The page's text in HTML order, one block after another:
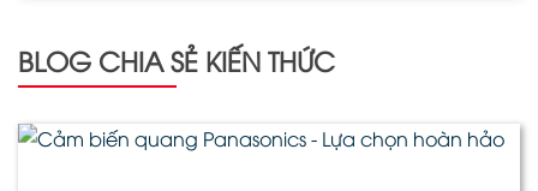
BLOG CHIA SẺ KIẾN THỨC